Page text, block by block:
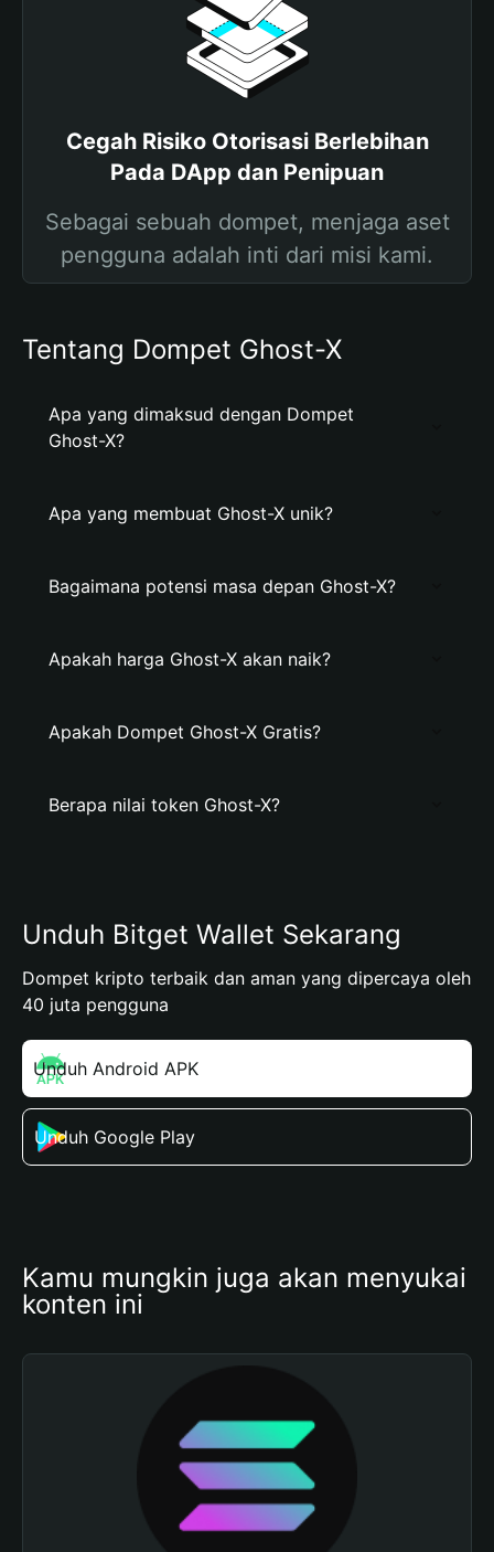
Cegah Risiko Otorisasi Berlebihan
Pada DApp dan Penipuan
Sebagai sebuah dompet, menjaga aset
pengguna adalah inti dari misi kami.
Tentang Dompet Ghost-X
Apa yang dimaksud dengan Dompet
Ghost-X?
Apa yang membuat Ghost-X unik?
Bagaimana potensi masa depan Ghost-X?
Apakah harga Ghost-X akan naik?
Apakah Dompet Ghost-X Gratis?
Berapa nilai token Ghost-X?
Unduh Bitget Wallet Sekarang
Dompet kripto terbaik dan aman yang dipercaya oleh
40 juta pengguna
Unduh Android APK
Unduh Google Play
Kamu mungkin juga akan menyukai
konten ini